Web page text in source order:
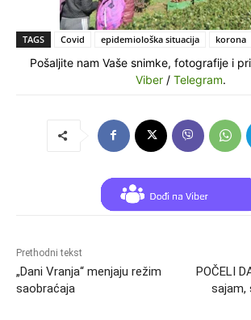
TAGS Covid epidemiološka situacija korona
Pošaljite nam Vaše snimke, fotografije i
Viber / Telegram.
Prethodni tekst
„Dani Vranja“ menjaju režim
saobraćaja
POČELI
sajam,